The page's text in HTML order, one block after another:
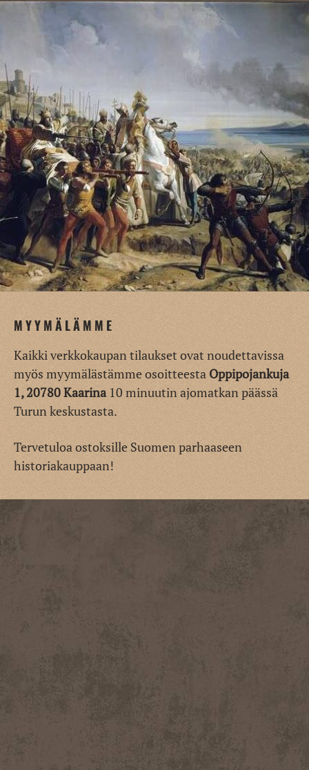
MYYMÄLÄMME
Kaikki verkkokaupan tilaukset ovat noudettavissa
myös myymälästämme osoitteesta Oppipojankuja
1, 20780 Kaarina10 minuutin ajomatkan päässä
Turun keskustasta.
Tervetuloa ostoksille Suomen parhaaseen
historiakauppaan!